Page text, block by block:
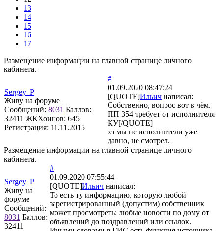
13
14
15
16
17
Размещение информации на главной странице личного
кабинета.
Sergey_P
Живу на форуме
Сообщений: 8031 Баллов:
32411 ЖКХоинов: 645
Регистрация: 11.11.2015
#
01.09.2020 08:47:24
[QUOTE]Ильич написал:
Собственно, вопрос вот в чём.
ПП 354 требует от исполнителя
КУ[/QUOTE]
хз мы не исполнители уже
давно, не смотрел.
Размещение информации на главной странице личного
кабинета.
Sergey_P
Живу на
форуме
Сообщений:
8031 Баллов:
32411
#
01.09.2020 07:55:44
[QUOTE]Ильич написал:
То есть ту информацию, которую любой
зарегистрированный (допустим) собственник
может просмотреть: любые новости по дому от
объявлений до поздравлений или ссылок.